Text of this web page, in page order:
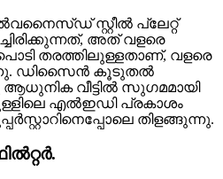
സ്റ്റീൽ പ്ലേറ്റ്
അത് വളരെ
തരത്തിലുള്ളതാണ്, വളരെ
ഡിസൈൻ കൂടുതൽ
വീട്ടിൽ സുഗമമായി
എൽഇഡി പ്രകാശം
തിളങ്ങുന്നു.